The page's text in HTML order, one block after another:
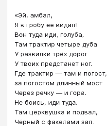
«Эй, амбал,
Я в гробу её видал!
Вон туда иди, голуба,
Там трактир четыре дуба
У развилки трёх дорог
У твоих предстанет ног.
Где трактир — там и погост,
за погостом длинный мост
Через речку — и гора.
Не боись, иди туда.
Там церквушка и подвал,
Чёрный с факелами зал.